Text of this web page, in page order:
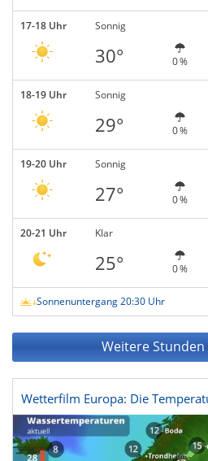
17-18 Uhr Sonnig
30° 0 %
18-19 Uhr Sonnig
29° 0 %
19-20 Uhr Sonnig
27° 0 %
20-21 Uhr Klar
25° 0 %
Sonnenuntergang 20:30 Uhr
Weitere Stunden
Wetterfilm Europa: Die